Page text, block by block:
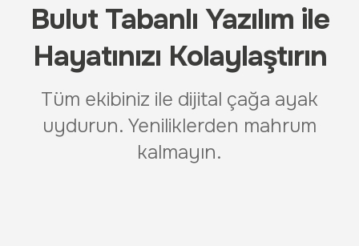
Bulut Tabanlı Yazılım ile
Hayatınızı Kolaylaştırın
Tüm ekibiniz ile dijital çağa ayak
uydurun. Yeniliklerden mahrum
kalmayın.